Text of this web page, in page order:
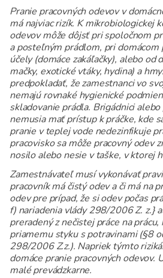
Pranie pracovných odevov v
má najviac rizík. K mikrobiologickej
odevov môže dôjsť pri spoločnom
a posteľným prádlom, pri domácom
účely (domáce zakáľačky), alebo od
mačky, exotické vtáky, hydina) a
predpokladať, že zamestnanci vo
nemajú rovnaké hygienické
skladovanie prádla. Brigádnici
nemusia mať prístup k práčke, kde
pranie v teplej vode nedezinfikuje
pracovisko sa môže pracovný odev
nosilo alebo nesie v taške, v ktorej
Zamestnávateľ musí vykonávať
pracovník má čistý odev a či má na
odev pre prípad, že si odev počas
f) nariadenia vlády 298/2006 Z. z.}
preradený z nečistej práce na prácu,
priamemu styku s potravinami (§8
298/2006 Z.z.). Napriek týmto
domáce pranie pracovných odevov.
malé prevádzkarne.